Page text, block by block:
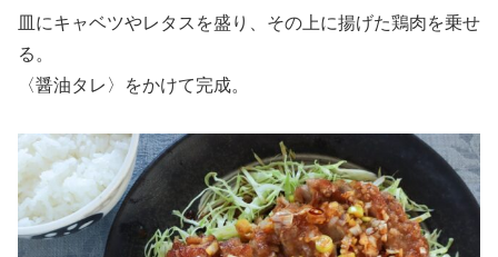
皿にキャベツやレタスを盛り、その上に揚げた鶏肉を乗せ
る。
〈醤油タレ〉をかけて完成。